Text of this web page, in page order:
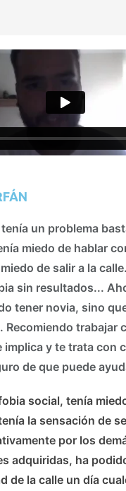
tenía un problema
miedo de hablar
de salir a la
sin resultados...
tener novia, sino
Recomiendo trabajar
implica y te trata con
de que puede
social, tenía
la sensación de
por los
adquiridas, ha
de la calle un día